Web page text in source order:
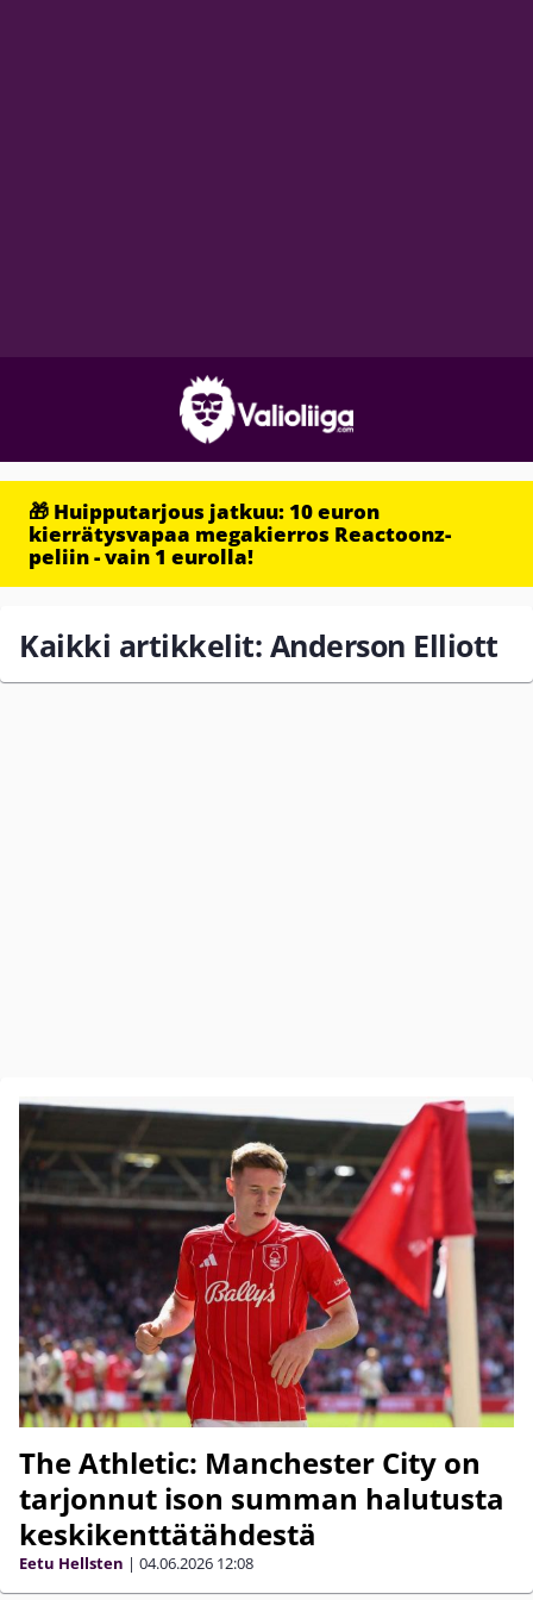
🎁 Huipputarjous jatkuu: 10 euron
kierrätysvapaa megakierros Reactoonz-
peliin - vain 1 eurolla!
Kaikki artikkelit: Anderson Elliott
The Athletic: Manchester City on
tarjonnut ison summan halutusta
keskikenttätähdestä
Eetu Hellsten | 04.06.2026 12:08